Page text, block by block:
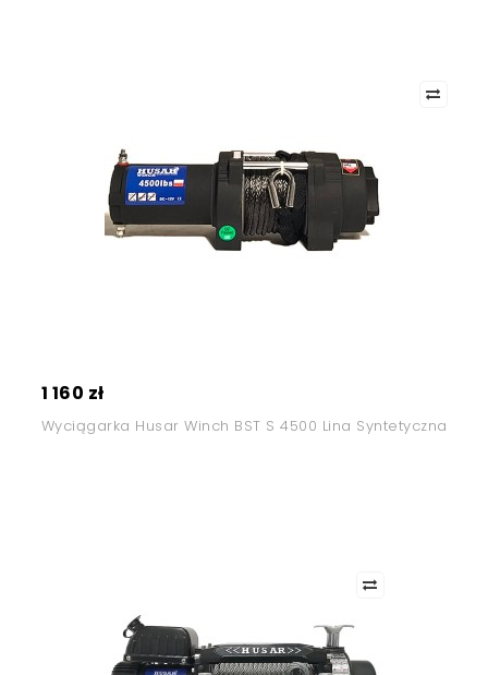
1 160 zł
Wyciągarka Husar Winch BST S 4500 Lina Syntetyczna